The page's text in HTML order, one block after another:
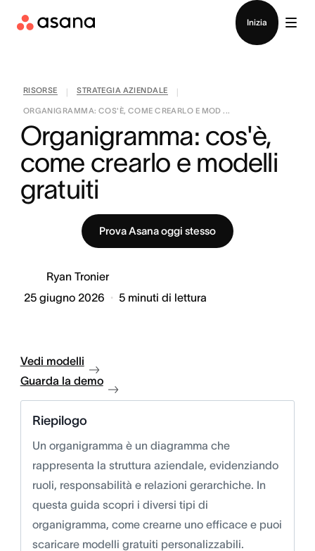
Inizia
RISORSE STRATEGIA AZIENDALE
ORGANIGRAMMA: COS'È, COME CREARLO E MOD ...
Organigramma: cos'è,
come crearlo e modelli
gratuiti
Prova Asana oggi stesso
Ryan Tronier
25 giugno 2026
5 minuti di lettura
Vedi modelli
Guarda la demo
Riepilogo
Un organigramma è un diagramma che
rappresenta la struttura aziendale, evidenziando
ruoli, responsabilità e relazioni gerarchiche. In
questa guida scopri i diversi tipi di
organigramma, come crearne uno efficace e puoi
scaricare modelli gratuiti personalizzabili.